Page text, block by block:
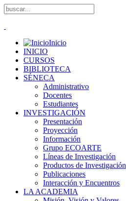
Inicio
INICIO
CURSOS
BIBLIOTECA
SÉNECA
Administrativo
Docentes
Estudiantes
INVESTIGACIÓN
Presentación
Proyección
Información
Grupo ECOARTE
Líneas de Investigación
Productos de Investigación
Publicaciones
Interacción y Encuentros
LA ACADEMIA